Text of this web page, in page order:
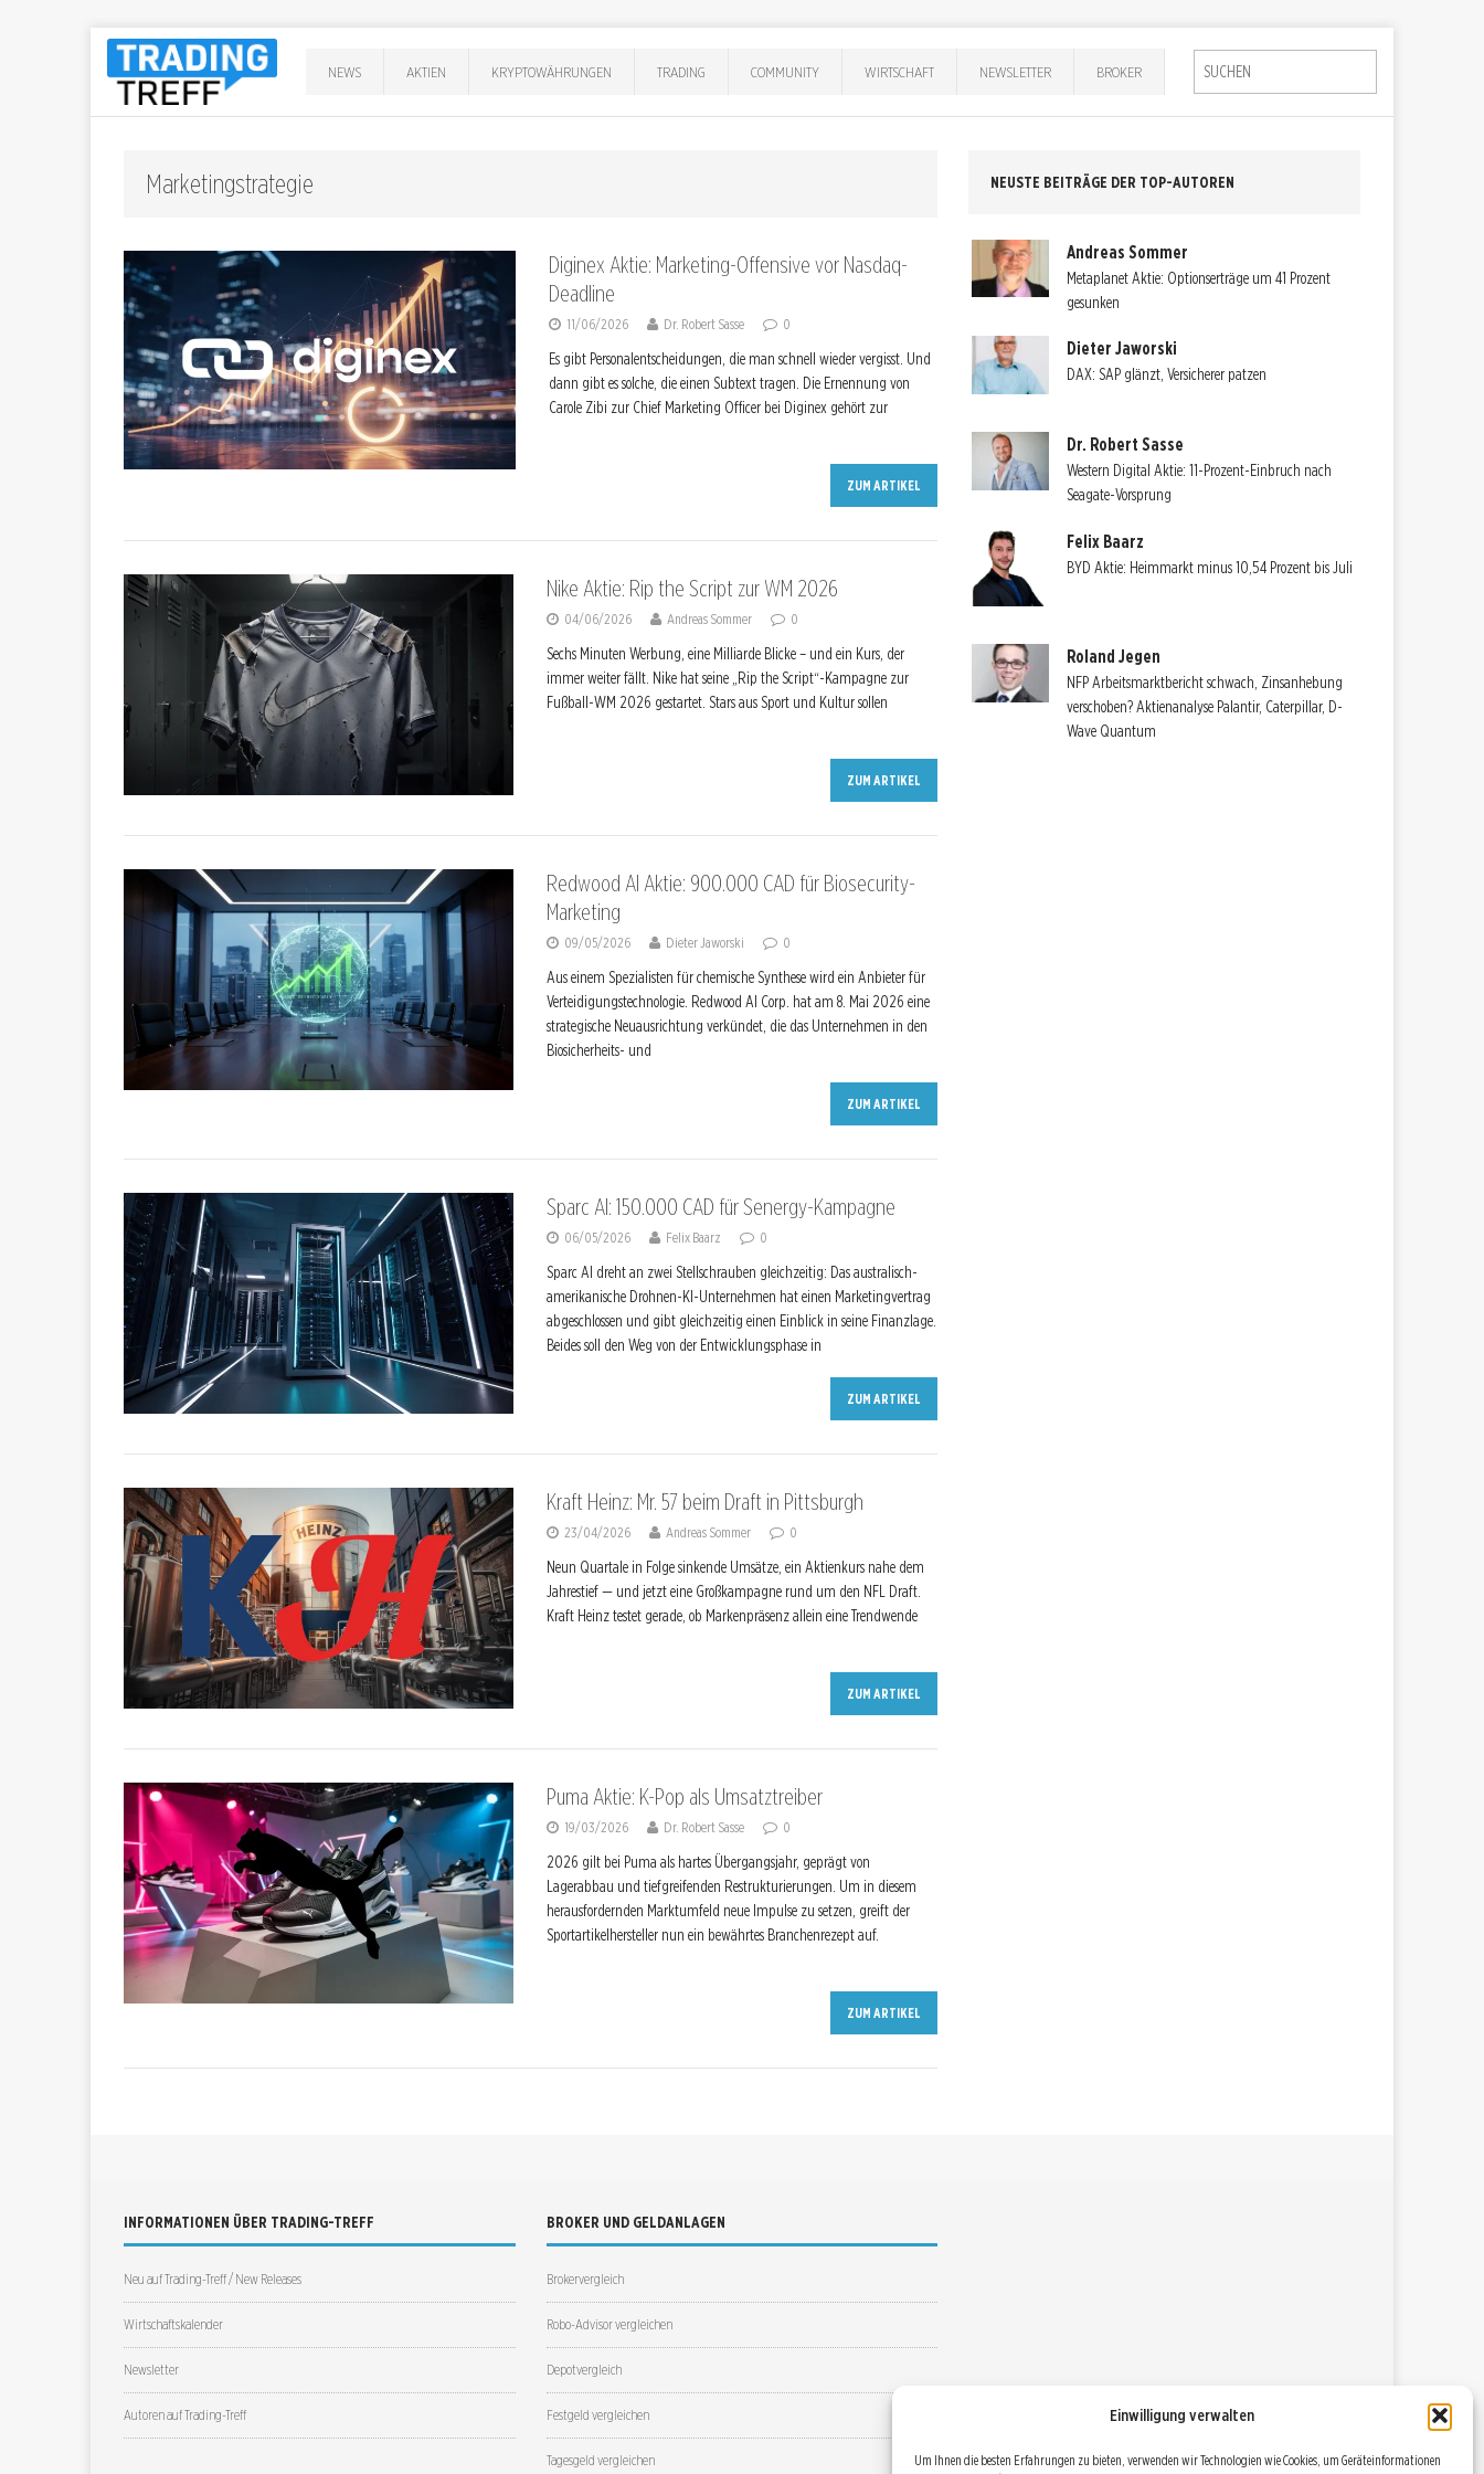
Einwilligung verwalten
Um Ihnen die besten Erfahrungen zu bieten, verwenden wir Technologien wie Cookies, um Geräteinformationen
NEWS AKTIEN KRYPTOWÄHRUNGEN TRADING COMMUNITY WIRTSCHAFT NEWSLETTER BROKER
Marketingstrategie
Diginex Aktie: Marketing-Offensive vor Nasdaq-
Deadline
11/06/2026 Dr. Robert Sasse 0
Es gibt Personalentscheidungen, die man schnell wieder vergisst. Und
dann gibt es solche, die einen Subtext tragen. Die Ernennung von
Carole Zibi zur Chief Marketing Officer bei Diginex gehört zur
ZUM ARTIKEL
Nike Aktie: Rip the Script zur WM 2026
04/06/2026 Andreas Sommer 0
Sechs Minuten Werbung, eine Milliarde Blicke – und ein Kurs, der
immer weiter fällt. Nike hat seine „Rip the Script“-Kampagne zur
Fußball-WM 2026 gestartet. Stars aus Sport und Kultur sollen
ZUM ARTIKEL
Redwood AI Aktie: 900.000 CAD für Biosecurity-
Marketing
09/05/2026 Dieter Jaworski 0
Aus einem Spezialisten für chemische Synthese wird ein Anbieter für
Verteidigungstechnologie. Redwood AI Corp. hat am 8. Mai 2026 eine
strategische Neuausrichtung verkündet, die das Unternehmen in den
Biosicherheits- und
ZUM ARTIKEL
Sparc AI: 150.000 CAD für Senergy-Kampagne
06/05/2026 Felix Baarz 0
Sparc AI dreht an zwei Stellschrauben gleichzeitig: Das australisch-
amerikanische Drohnen-KI-Unternehmen hat einen Marketingvertrag
abgeschlossen und gibt gleichzeitig einen Einblick in seine Finanzlage.
Beides soll den Weg von der Entwicklungsphase in
ZUM ARTIKEL
Kraft Heinz: Mr. 57 beim Draft in Pittsburgh
23/04/2026 Andreas Sommer 0
Neun Quartale in Folge sinkende Umsätze, ein Aktienkurs nahe dem
Jahrestief — und jetzt eine Großkampagne rund um den NFL Draft.
Kraft Heinz testet gerade, ob Markenpräsenz allein eine Trendwende
ZUM ARTIKEL
Puma Aktie: K-Pop als Umsatztreiber
19/03/2026 Dr. Robert Sasse 0
2026 gilt bei Puma als hartes Übergangsjahr, geprägt von
Lagerabbau und tiefgreifenden Restrukturierungen. Um in diesem
herausfordernden Marktumfeld neue Impulse zu setzen, greift der
Sportartikelhersteller nun ein bewährtes Branchenrezept auf.
ZUM ARTIKEL
NEUSTE BEITRÄGE DER TOP-AUTOREN
Andreas Sommer
Metaplanet Aktie: Optionserträge um 41 Prozent
gesunken
Dieter Jaworski
DAX: SAP glänzt, Versicherer patzen
Dr. Robert Sasse
Western Digital Aktie: 11-Prozent-Einbruch nach
Seagate-Vorsprung
Felix Baarz
BYD Aktie: Heimmarkt minus 10,54 Prozent bis Juli
Roland Jegen
NFP Arbeitsmarktbericht schwach, Zinsanhebung
verschoben? Aktienanalyse Palantir, Caterpillar, D-
Wave Quantum
INFORMATIONEN ÜBER TRADING-TREFF
Neu auf Trading-Treff / New Releases
Wirtschaftskalender
Newsletter
Autoren auf Trading-Treff
BROKER UND GELDANLAGEN
Brokervergleich
Robo-Advisor vergleichen
Depotvergleich
Festgeld vergleichen
Tagesgeld vergleichen